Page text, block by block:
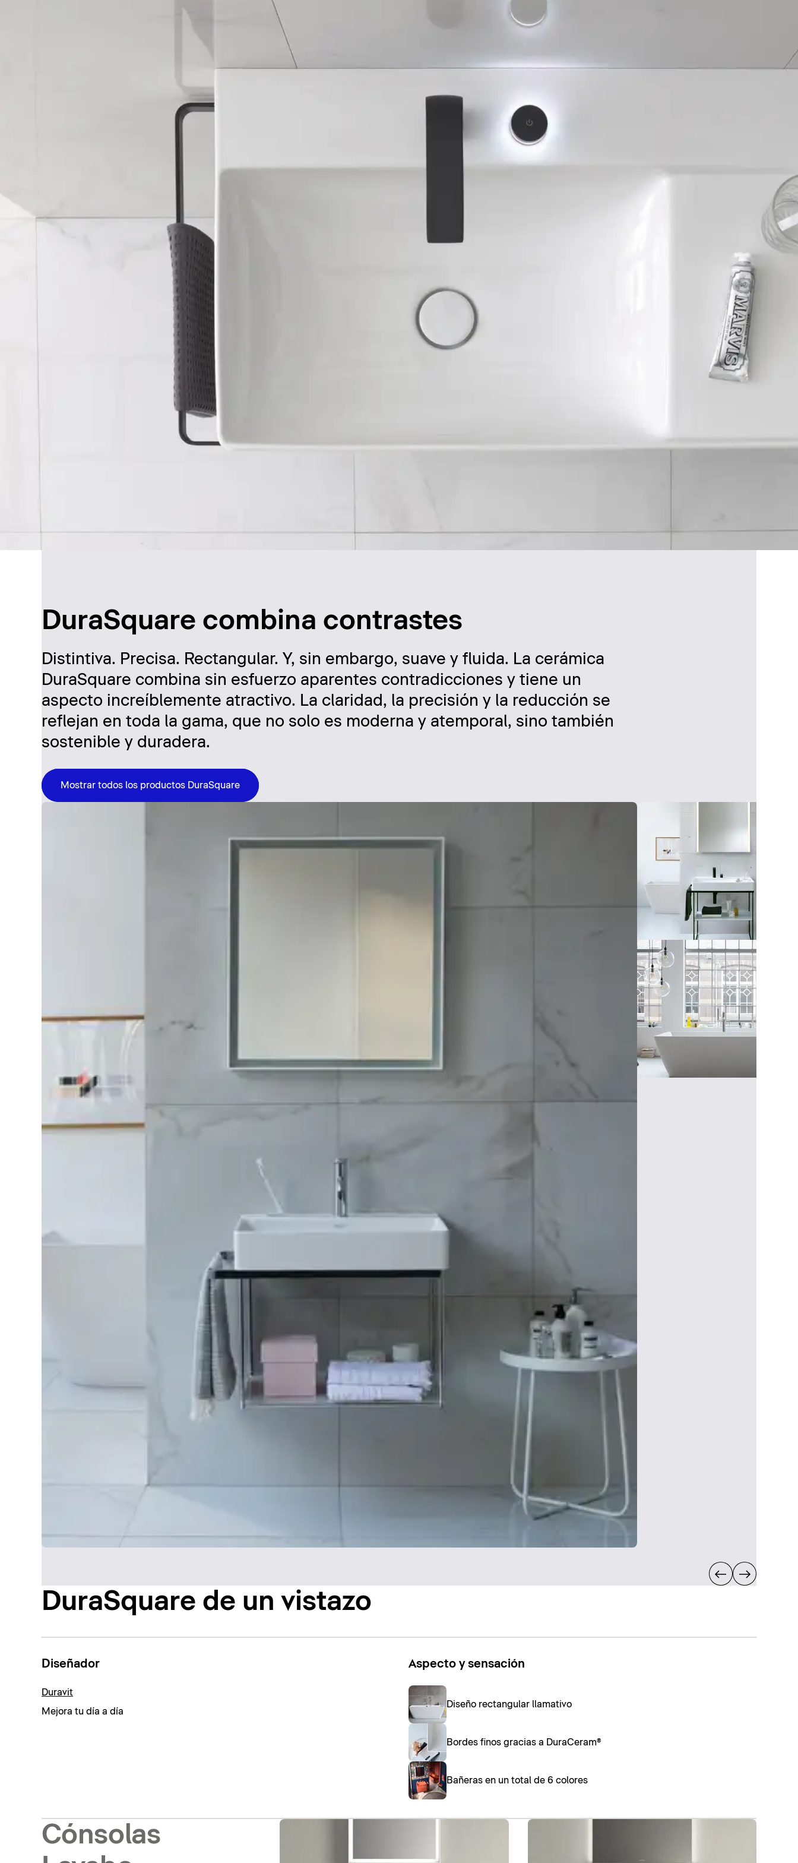
DuraSquare combina contrastes
Distintiva. Precisa. Rectangular. Y, sin embargo, suave y fluida. La cerámica
DuraSquare combina sin esfuerzo aparentes contradicciones y tiene un
aspecto increíblemente atractivo. La claridad, la precisión y la reducción se
reflejan en toda la gama, que no solo es moderna y atemporal, sino también
sostenible y duradera.
Mostrar todos los productos DuraSquare
DuraSquare de un vistazo
Diseñador
Duravit
Mejora tu día a día
Aspecto y sensación
Diseño rectangular llamativo
Bordes finos gracias a DuraCeram®
Bañeras en un total de 6 colores
Cónsolas